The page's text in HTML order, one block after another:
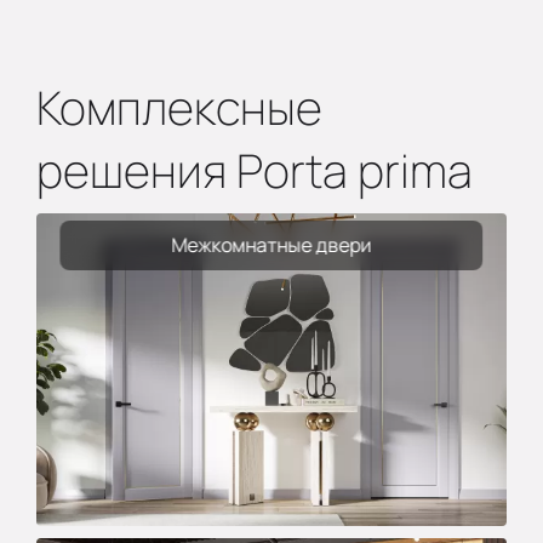
Комплексные
решения Porta prima
Межкомнатные двери